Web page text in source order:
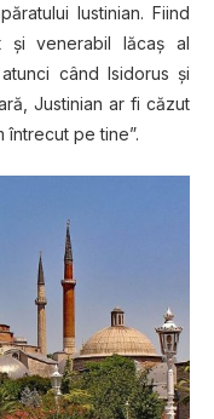
Iustinian. Fiind
şi venerabil lăcaş al
când Isidorus şi
Justinian ar fi căzut
întrecut pe tine”.